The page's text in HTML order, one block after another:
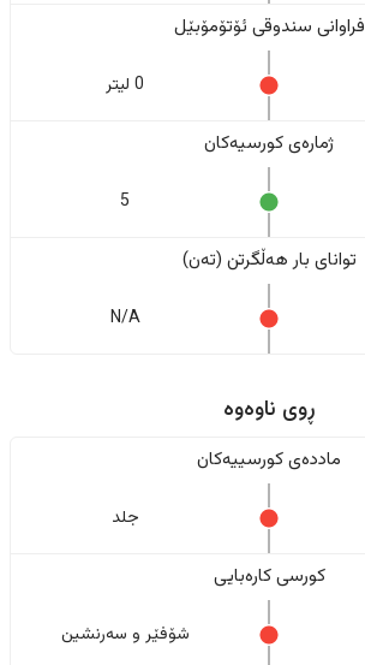
فراوانی سندوقی ئۆتۆمۆبێل
0 لیتر
ژمارەی کورسیەکان
5
تواناى بار هەڵگرتن (تەن)
N/A
ڕوی ناوەوە
ماددەی کورسییەکان
جلد
کورسی کارەبایی
شۆفێر و سەرنشین